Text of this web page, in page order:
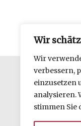
Wir
Wir
verbessern,
einzusetzen
analysieren.
stimmen Sie